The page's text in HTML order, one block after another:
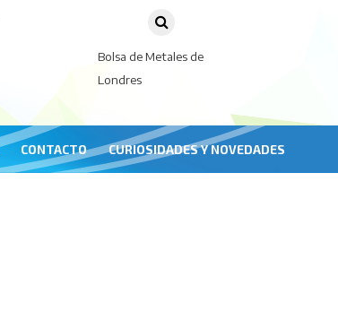
Bolsa de Metales de
Londres
CONTACTO CURIOSIDADES Y NOVEDADES